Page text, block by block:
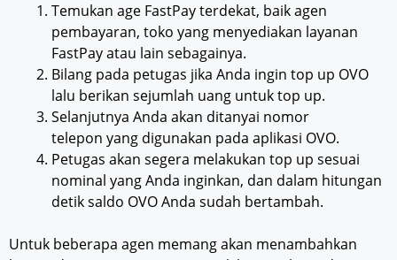
Temukan age FastPay terdekat, baik agen
pembayaran, toko yang menyediakan layanan
FastPay atau lain sebagainya.
Bilang pada petugas jika Anda ingin top up OVO
lalu berikan sejumlah uang untuk top up.
Selanjutnya Anda akan ditanyai nomor
telepon yang digunakan pada aplikasi OVO.
Petugas akan segera melakukan top up sesuai
nominal yang Anda inginkan, dan dalam hitungan
detik saldo OVO Anda sudah bertambah.
Untuk beberapa agen memang akan menambahkan